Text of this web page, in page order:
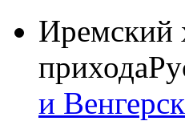
Иремский
прихода
и